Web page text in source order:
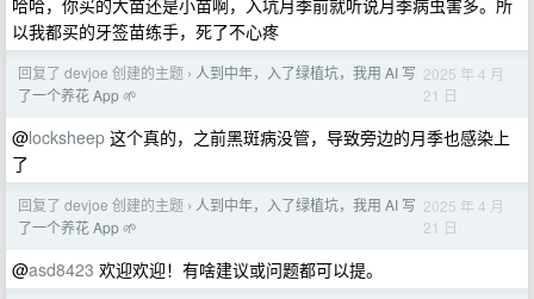
哈哈，你买的大苗还是小苗啊，入坑月季前就听说月季病虫害多。所
以我都买的牙签苗练手，死了不心疼
回复了 devjoe 创建的主题 › 人到中年，入了绿植坑，我用 AI 写
了一个养花 App 🌱
2025 年 4 月
21 日
@locksheep 这个真的，之前黑斑病没管，导致旁边的月季也感染上
了
回复了 devjoe 创建的主题 › 人到中年，入了绿植坑，我用 AI 写
了一个养花 App 🌱
2025 年 4 月
21 日
@asd8423 欢迎欢迎！有啥建议或问题都可以提。